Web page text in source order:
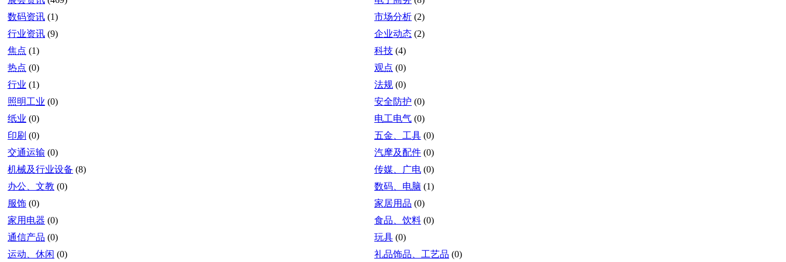
数码资讯 (1) 市场分析 (2)
行业资讯 (9) 企业动态 (2)
焦点 (1) 科技 (4)
热点 (0) 观点 (0)
行业 (1) 法规 (0)
照明工业 (0) 安全防护 (0)
纸业 (0) 电工电气 (0)
印刷 (0) 五金、工具 (0)
交通运输 (0) 汽摩及配件 (0)
机械及行业设备 (8) 传媒、广电 (0)
办公、文教 (0) 数码、电脑 (1)
服饰 (0) 家居用品 (0)
家用电器 (0) 食品、饮料 (0)
通信产品 (0) 玩具 (0)
运动、休闲 (0) 礼品饰品、工艺品 (0)